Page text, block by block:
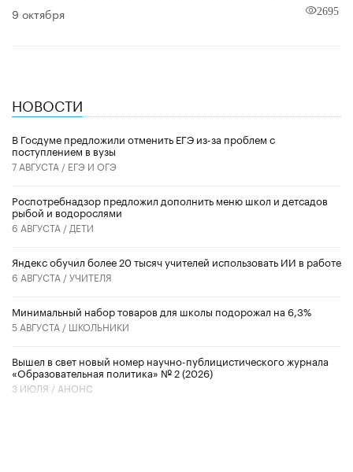
9 октября 2695
НОВОСТИ
В Госдуме предложили отменить ЕГЭ из-за проблем с
поступлением в вузы
7 АВГУСТА / ЕГЭ И ОГЭ
Роспотребнадзор предложил дополнить меню школ и детсадов
рыбой и водорослями
6 АВГУСТА / ДЕТИ
​Яндекс обучил более 20 тысяч учителей использовать ИИ в работе
6 АВГУСТА /УЧИТЕЛЯ
Минимальный набор товаров для школы подорожал на 6,3%
5 АВГУСТА / ШКОЛЬНИКИ
Вышел в свет новый номер научно-публицистического журнала
«Образовательная политика» № 2 (2026)
3 ИЮЛЯ / АНОНС